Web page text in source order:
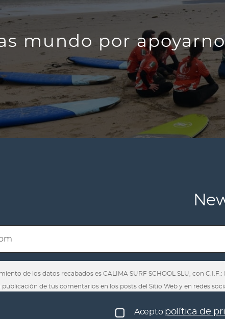
mundo por
de los datos recabados es CALIMA SURF SCHOOL SLU, con
de tus comentarios en los posts del Sitio Web y en redes
a obtener información clara y transparente sobre el tratamiento de los
Acepto política de